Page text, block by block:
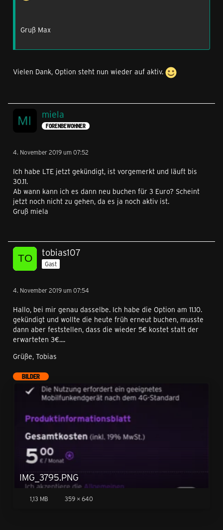
Gruß Max
Vielen Dank, Option steht nun wieder auf aktiv.
miela
FORENBEWOHNER
4. November 2019 um 07:52
Ich habe LTE jetzt gekündigt, ist vorgemerkt und läuft bis
30.11.
Ab wann kann ich es dann neu buchen für 3 Euro? Scheint
jetzt noch nicht zu gehen, da es ja noch aktiv ist.
Gruß miela
tobias107
Gast
4. November 2019 um 07:54
Hallo, bei mir genau dasselbe. Ich habe die Option am 11.10.
gekündigt und wollte die heute früh erneut buchen, musste
dann aber feststellen, dass die wieder 5€ kostet statt der
erwarteten 3€....
Grüße, Tobias
BILDER
IMG_3795.PNG
1,13 MB 359 × 640